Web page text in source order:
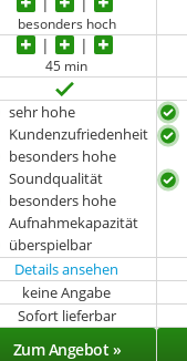
besonders hoch
45 min
sehr hohe
Kundenzufriedenheit
besonders hohe
Soundqualität
besonders hohe
Aufnahmekapazität
überspielbar
Details ansehen
keine Angabe
Sofort lieferbar
Zum Angebot »